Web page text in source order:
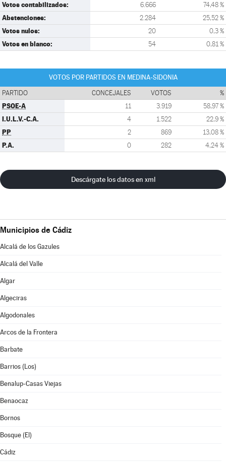
Votos contabilizados: 6.666 74,48 %
Abstenciones: 2.284 25,52 %
Votos nulos: 20 0,3 %
Votos en blanco: 54 0,81 %
VOTOS POR PARTIDOS EN MEDINA-SIDONIA
PARTIDO CONCEJALES VOTOS %
PSOE-A 11 3.919 58,97 %
I.U.L.V.-C.A. 4 1.522 22,9 %
PP 2 869 13,08 %
P.A. 0 282 4,24 %
Descárgate los datos en xml
Municipios de Cádiz
Alcalá de los Gazules
Alcalá del Valle
Algar
Algeciras
Algodonales
Arcos de la Frontera
Barbate
Barrios (Los)
Benalup-Casas Viejas
Benaocaz
Bornos
Bosque (El)
Cádiz